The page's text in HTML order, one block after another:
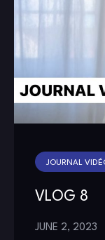
JOURNAL
VLOG 8
JUNE 2, 2023